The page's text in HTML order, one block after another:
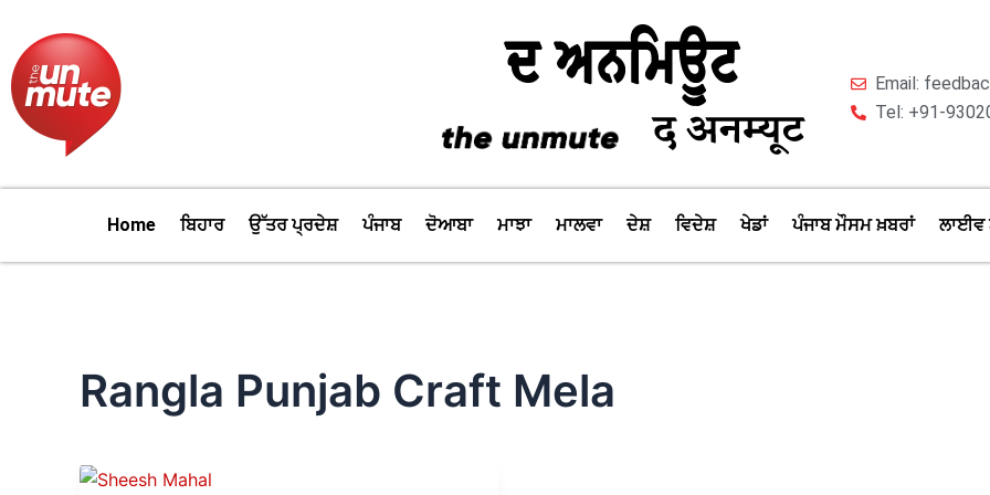
content
Email:
Tel: +91-
Home ਬਿਹਾਰ ਉੱਤਰ ਪ੍ਰਦੇਸ਼ ਪੰਜਾਬ ਦੋਆਬਾ ਮਾਝਾ ਮਾਲਵਾ ਦੇਸ਼ ਵਿਦੇਸ਼ ਖੇਡਾਂ ਪੰਜਾਬ ਮੌਸਮ ਖ਼ਬਰਾਂ ਲਾਈਵ
Rangla Punjab Craft Mela